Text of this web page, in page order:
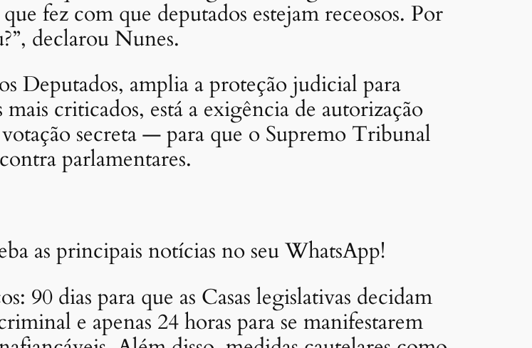
fez com que deputados estejam receosos. Por
declarou Nunes.
Deputados, amplia a proteção judicial para
criticados, está a exigência de autorização
secreta — para que o Supremo Tribunal
parlamentares.
as principais notícias no seu WhatsApp!
90 dias para que as Casas legislativas decidam
e apenas 24 horas para se manifestarem